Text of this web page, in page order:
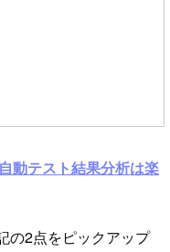
動テスト結果分析は楽
の2点をピックアップ